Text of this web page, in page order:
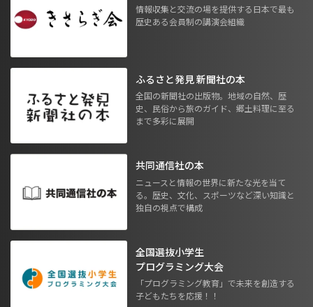
情報収集と交流の場を提供する日本で最も
歴史ある会員制の講演会組織
ふるさと発見 新聞社の本
全国の新聞社の出版物。地域の自然、歴
史、民俗から旅のガイド、郷土料理に至る
まで多彩に展開
共同通信社の本
ニュースと情報の世界に新たな光を当て
る。歴史、文化、スポーツなど深い知識と
独自の視点で構成
全国選抜小学生
プログラミング大会
「プログラミング教育」で未来を創造する
子どもたちを応援！！